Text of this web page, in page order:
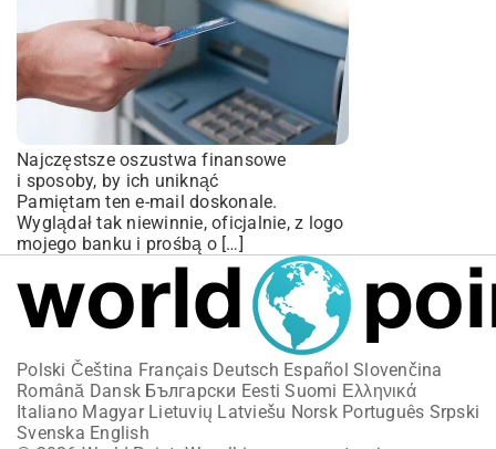
Najczęstsze oszustwa finansowe
i sposoby, by ich uniknąć
Pamiętam ten e-mail doskonale.
Wyglądał tak niewinnie, oficjalnie, z logo
mojego banku i prośbą o […]
Polski Čeština Français Deutsch Español Slovenčina
Română Dansk Български Eesti Suomi Ελληνικά
Italiano Magyar Lietuvių Latviešu Norsk Português Srpski
Svenska English